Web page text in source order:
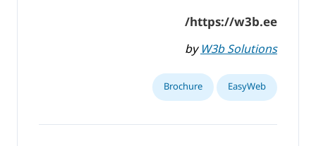
https://w3b.ee/
byW3b Solutions
EasyWeb
Brochure